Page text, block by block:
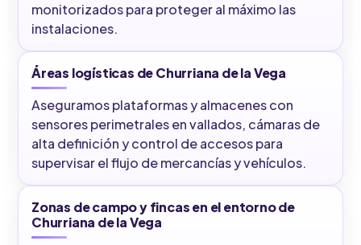
monitorizados para proteger al máximo las
instalaciones.
Áreas logísticas de Churriana de la Vega
Aseguramos plataformas y almacenes con
sensores perimetrales en vallados, cámaras de
alta definición y control de accesos para
supervisar el flujo de mercancías y vehículos.
Zonas de campo y fincas en el entorno de
Churriana de la Vega